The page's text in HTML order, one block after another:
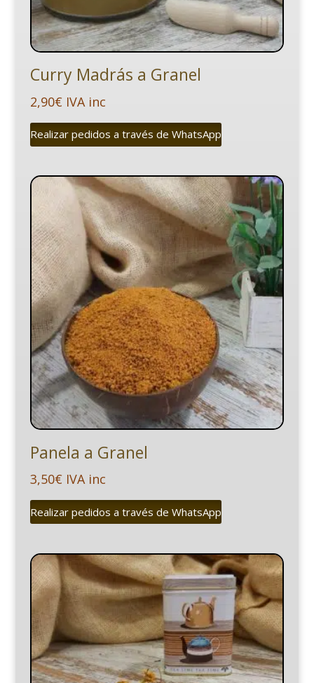
Curry Madrás a Granel
2,90€ IVA inc
Realizar pedidos a través de WhatsApp
Panela a Granel
3,50€ IVA inc
Realizar pedidos a través de WhatsApp